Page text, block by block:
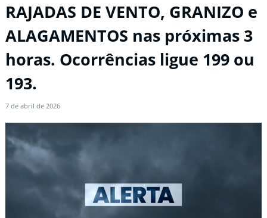
RAJADAS DE VENTO, GRANIZO e
ALAGAMENTOS nas próximas 3
horas. Ocorrências ligue 199 ou
193.
7 de abril de 2026